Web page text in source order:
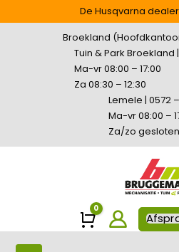
De Husqvarna
Broekland
Tuin & Park Broekland
Ma-vr 08:00 – 17:00
Za 08:30 – 12:30
Lemele | 0572
Ma-vr 08:00 –
Za/zo gesloten
Winkelwagen
0